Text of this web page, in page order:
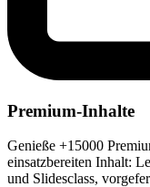
Premium-Inhalte
Genieße +15000
einsatzbereiten Inhalt:
und Slidesclass,